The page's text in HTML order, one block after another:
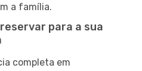
a família.
para a sua
completa em